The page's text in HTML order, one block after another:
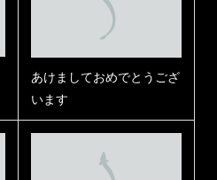
あけましておめでとうござ
います